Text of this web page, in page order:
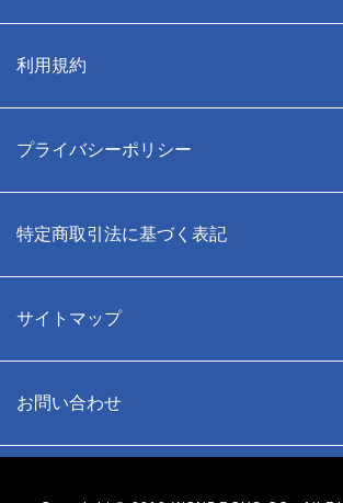
利用規約
プライバシーポリシー
特定商取引法に基づく表記
サイトマップ
お問い合わせ